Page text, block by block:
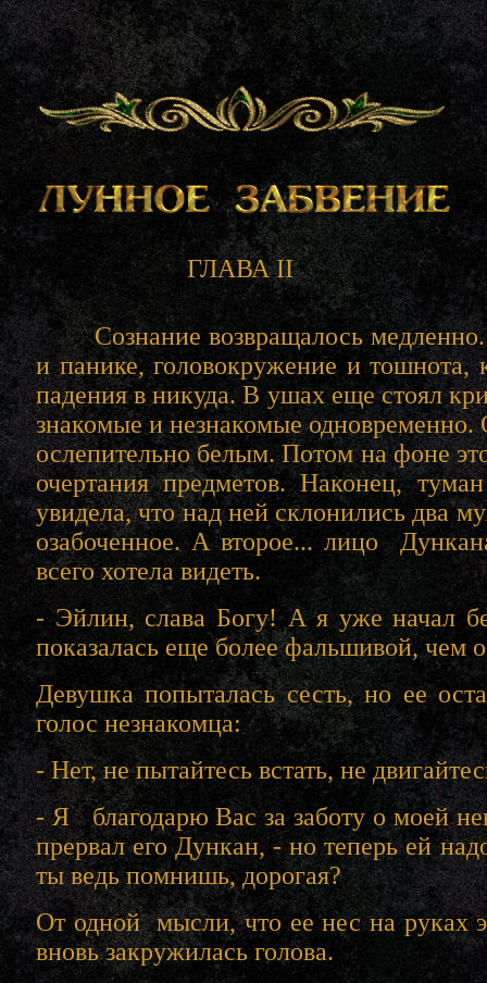
ГЛАВА II
Сознание возвращалось медленно.
и панике, головокружение и
падения в никуда. В ушах еще стоял
знакомые и незнакомые одновременно.
ослепительно белым. Потом на фоне
очертания предметов. Наконец,
увидела, что над ней склонились два
озабоченное. А второе... лицо
всего хотела видеть.
- Эйлин, слава Богу! А я уже начал
показалась еще более фальшивой, чем
Девушка попыталась сесть, но ее
голос незнакомца:
- Нет, не пытайтесь встать, не
- Я благодарю Вас за заботу о моей
прервал его Дункан, - но теперь ей
ты ведь помнишь, дорогая?
От одной мысли, что ее нес на руках
вновь закружилась голова.